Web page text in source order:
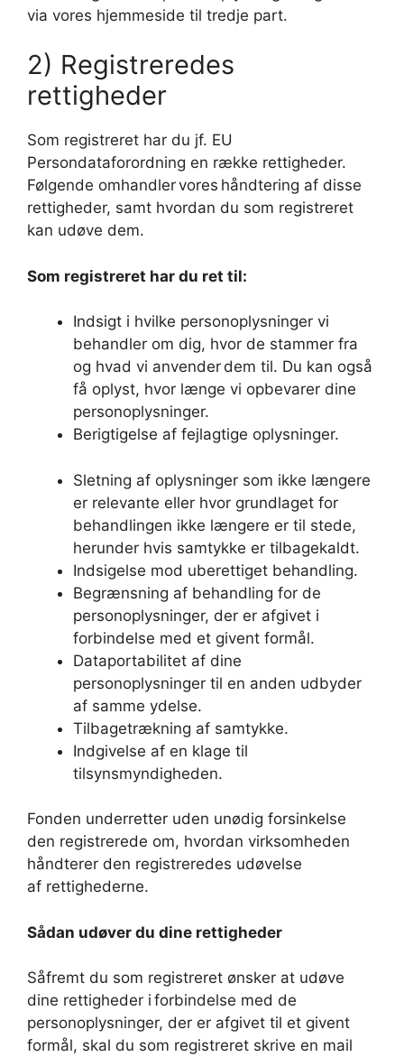
via vores hjemmeside til tredje part.
2) Registreredes
rettigheder
Som registreret har du jf. EU
Persondataforordning en række rettigheder.
Følgende omhandler vores håndtering af disse
rettigheder, samt hvordan du som registreret
kan udøve dem.
Som registreret har du ret til:
Indsigt i hvilke personoplysninger vi
behandler om dig, hvor de stammer fra
og hvad vi anvender dem til. Du kan også
få oplyst, hvor længe vi opbevarer dine
personoplysninger.
Berigtigelse af fejlagtige oplysninger.
Sletning af oplysninger som ikke længere
er relevante eller hvor grundlaget for
behandlingen ikke længere er til stede,
herunder hvis samtykke er tilbagekaldt.
Indsigelse mod uberettiget behandling.
Begrænsning af behandling for de
personoplysninger, der er afgivet i
forbindelse med et givent formål.
Dataportabilitet af dine
personoplysninger til en anden udbyder
af samme ydelse.
Tilbagetrækning af samtykke.
Indgivelse af en klage til
tilsynsmyndigheden.
Fonden underretter uden unødig forsinkelse
den registrerede om, hvordan virksomheden
håndterer den registreredes udøvelse
af rettighederne.
Sådan udøver du dine rettigheder
Såfremt du som registreret ønsker at udøve
dine rettigheder i forbindelse med de
personoplysninger, der er afgivet til et givent
formål, skal du som registreret skrive en mail